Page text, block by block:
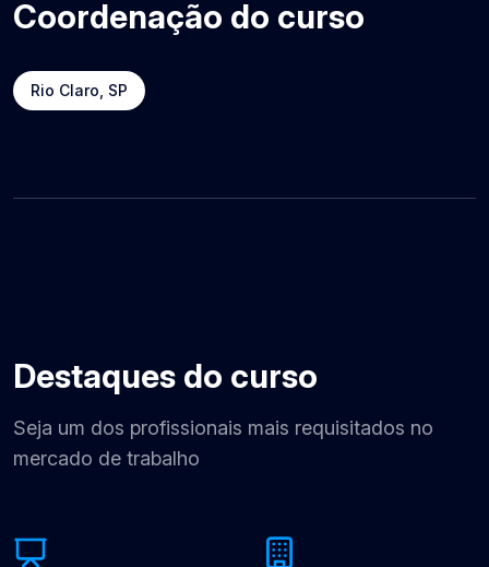
Coordenação do curso
Rio Claro, SP
Destaques do curso
Seja um dos profissionais mais requisitados no
mercado de trabalho